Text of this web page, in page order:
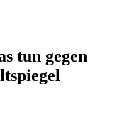
tun gegen